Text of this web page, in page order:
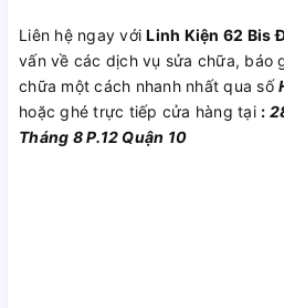
Liên hệ ngay vớiLinh Kiện 62 Bis
vấn về các dịch vụ sửa chữa, báo
chữa một cách nhanh nhất qua số
hoặc ghé trực tiếp cửa hàng tại :
Tháng 8 P.12 Quận 10